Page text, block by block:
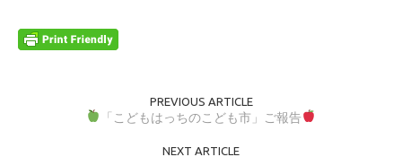
PREVIOUS ARTICLE
「こどもはっちのこども市」ご報告
NEXT ARTICLE